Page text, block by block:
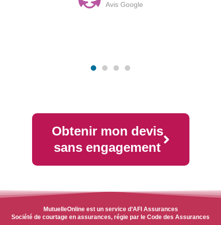
Avis Google
Obtenir mon devis
sans engagement
MutuelleOnline est un service d’AFI Assurances
Société de courtage en assurances, régie par le Code des Assurances